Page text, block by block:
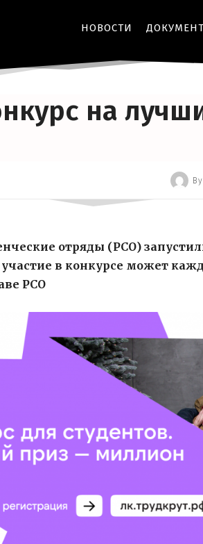
НОВОСТИ
на
By
отряды (РСО)
в конкурсе может
РСО